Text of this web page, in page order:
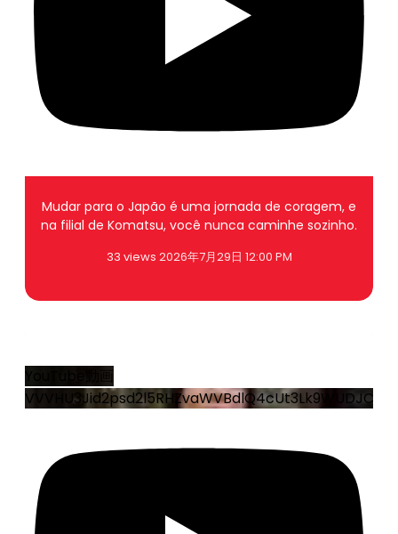
Mudar para o Japão é uma jornada de coragem, e
na filial de Komatsu, você nunca caminhe sozinho.
33 views 2026年7月29日 12:00 PM
YouTube動画